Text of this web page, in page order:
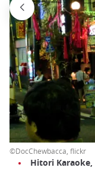
©DocChewbacca, flickr
Hitori